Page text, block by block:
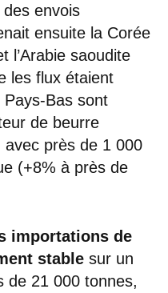
envois
ensuite la Corée
l’Arabie saoudite
les flux étaient
Bas sont
de beurre
près de 1 000
(+8% à près de
importations de
stable sur un
de 21 000 tonnes,